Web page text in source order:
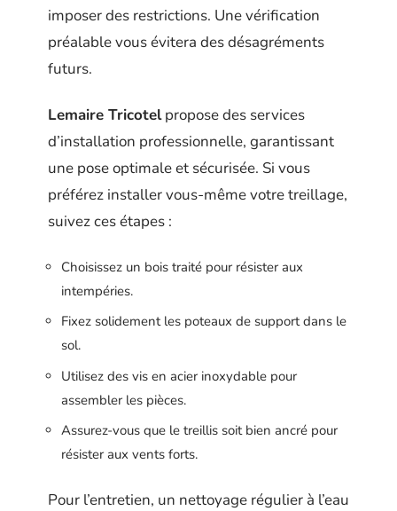
imposer des restrictions. Une vérification
préalable vous évitera des désagréments
futurs.
Lemaire Tricotelpropose des services
d’installation professionnelle, garantissant
une pose optimale et sécurisée. Si vous
préférez installer vous-même votre treillage,
suivez ces étapes :
Choisissez un bois traité pour résister aux
intempéries.
Fixez solidement les poteaux de support dans le
sol.
Utilisez des vis en acier inoxydable pour
assembler les pièces.
Assurez-vous que le treillis soit bien ancré pour
résister aux vents forts.
Pour l’entretien, un nettoyage régulier à l’eau